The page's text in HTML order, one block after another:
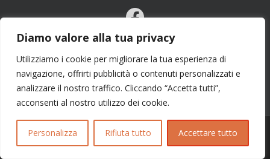
Diamo valore alla tua privacy
Utilizziamo i cookie per migliorare la tua esperienza di
navigazione, offrirti pubblicità o contenuti personalizzati e
analizzare il nostro traffico. Cliccando “Accetta tutti”,
acconsenti al nostro utilizzo dei cookie.
Personalizza Rifiuta tutto Accettare tutto
Facebook
Email
X
Copyright 2025 | info@esseciblog.it | Tema perColorlibDisegnato da
WordPress